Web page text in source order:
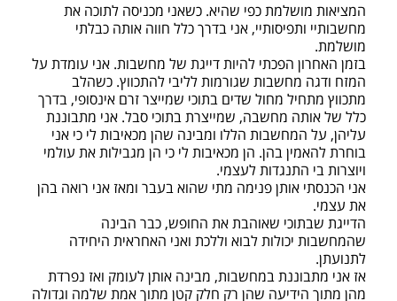
המציאות מושלמת כפי שהיא. כשאני מכניסה לתוכה את
מחשבותיי ותפיסותיי, אני בדרך כלל חווה אותה כבלתי
מושלמת.
בזמן האחרון הפכתי להיות דייגת של מחשבות. אני עומדת על
המזח ודגה מחשבות שגורמות לליבי להתכווץ. כשהלב
מתכווץ מתחיל מחול שדים בתוכי שמייצר זרם אינסופי, בדרך
כלל של אותה מחשבה, שמייצרת בתוכי סבל. אני מתבוננת
עליהן, על המחשבות הללו ומבינה שהן מכאיבות לי כי אני
בוחרת להאמין בהן. הן מכאיבות לי כי הן מגבילות את עולמי
ויוצרות בי התנגדות לעצמי.
אני הכנסתי אותן פנימה מתי שהוא בעבר ומאז אני רואה בהן
את עצמי.
הדייגת שבתוכי שאוהבת את החופש, כבר הבינה
שהמחשבות יכולות לבוא וללכת ואני האחראית היחידה
לתנועתן.
אז אני מתבוננת במחשבות, מבינה אותן לעומק ואז נפרדת
מהן מתוך הידיעה שהן רק חלק קטן מתוך אמת שלמה וגדולה